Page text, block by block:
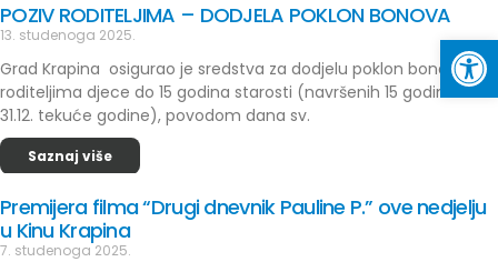
POZIV RODITELJIMA – DODJELA POKLON BONOVA
13. studenoga 2025.
Grad Krapina osigurao je sredstva za dodjelu poklon bona
roditeljima djece do 15 godina starosti (navršenih 15 godina do
31.12. tekuće godine), povodom dana sv.
Saznaj više
Premijera filma “Drugi dnevnik Pauline P.” ove nedjelju
u Kinu Krapina
7. studenoga 2025.